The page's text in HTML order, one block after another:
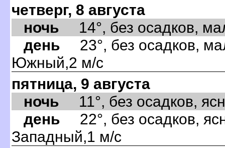
четверг, 8 августа
ночь 14°, без осадков,
день 23°, без осадков,
Южный,2 м/с
пятница, 9 августа
ночь 11°, без осадков,
день 22°, без осадков,
Западный,1 м/с